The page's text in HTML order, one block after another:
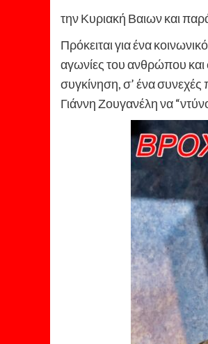
την Κυριακή Βαιων και
Πρόκειται για ένα
αγωνίες του ανθρώπου και
συγκίνηση, σ’ ένα συνεχές
Γιάννη Ζουγανέλη να